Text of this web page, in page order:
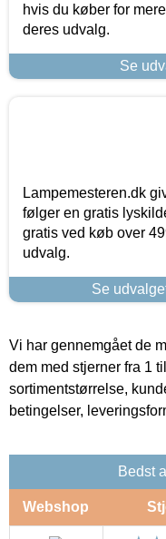
hvis du køber for
deres udvalg.
Se
Lampemesteren.dk
følger en gratis
gratis ved køb over
udvalg.
Se
Vi har gennemgået de
dem med stjerner fra 1
sortimentstørrelse,
betingelser,
Bedst
Webshop